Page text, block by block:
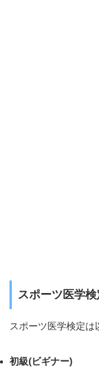
スポーツ医学
スポーツ医学検定は
初級(ビギナー)